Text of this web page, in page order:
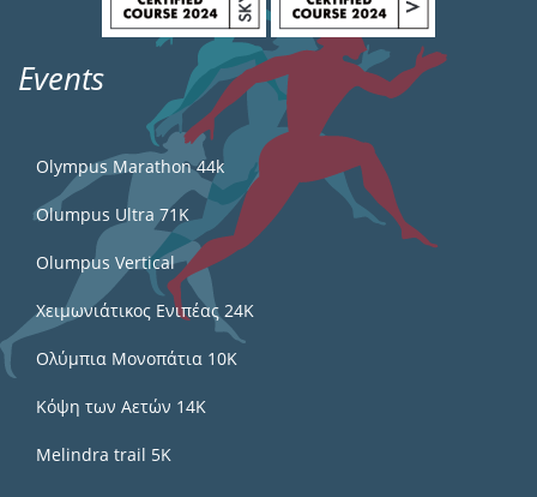
Events
Olympus Marathon 44k
Olumpus Ultra 71K
Olumpus Vertical
Χειμωνιάτικος Ενιπέας 24Κ
Ολύμπια Μονοπάτια 10Κ
Κόψη των Αετών 14Κ
Melindra trail 5Κ